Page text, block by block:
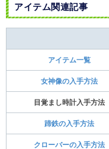
アイテム関連記事
アイテム一覧
女神像の入手方法
目覚まし時計入手方法
蹄鉄の入手方法
クローバーの入手方法